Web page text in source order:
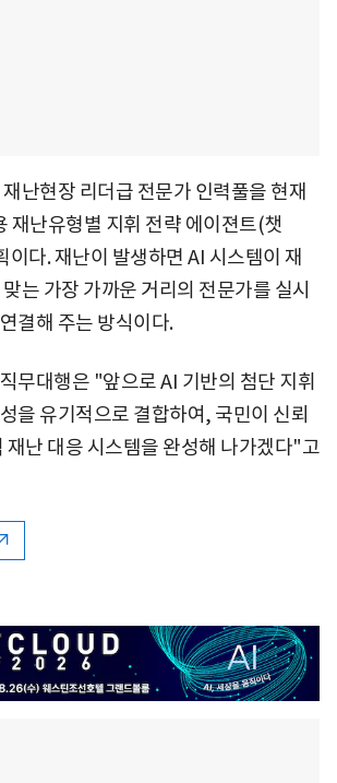
난현장 리더급 전문가 인력풀을 현재
재난유형별 지휘 전략 에이젼트(챗
이다. 재난이 발생하면 AI 시스템이 재
는 가장 가까운 거리의 전문가를 실시
결해 주는 방식이다.
무대행은 "앞으로 AI 기반의 첨단 지휘
을 유기적으로 결합하여, 국민이 신뢰
재난 대응 시스템을 완성해 나가겠다"고